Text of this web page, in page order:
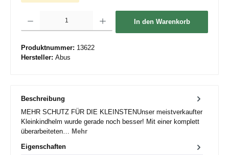
In den Warenkorb
Produktnummer: 13622
Hersteller: Abus
Beschreibung
MEHR SCHUTZ FÜR DIE KLEINSTENUnser meistverkaufter
Kleinkindhelm wurde gerade noch besser! Mit einer komplett
überarbeiteten… Mehr
Eigenschaften